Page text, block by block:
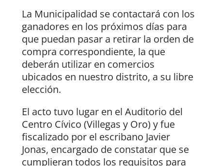
La Municipalidad se contactará con los
ganadores en los próximos días para
que puedan pasar a retirar la orden de
compra correspondiente, la que
deberán utilizar en comercios
ubicados en nuestro distrito, a su libre
elección.
El acto tuvo lugar en el Auditorio del
Centro Cívico (Villegas y Oro) y fue
fiscalizado por el escribano Javier
Jonas, encargado de constatar que se
cumplieran todos los requisitos para